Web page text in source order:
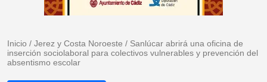
Inicio / Jerez y Costa Noroeste / Sanlúcar abrirá una oficina de
inserción sociolaboral para colectivos vulnerables y prevención del
absentismo escolar